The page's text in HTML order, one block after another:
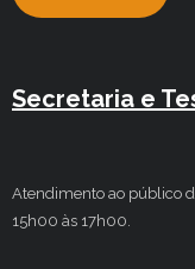
Secretaria e
Atendimento ao público
15h00 às 17h00.